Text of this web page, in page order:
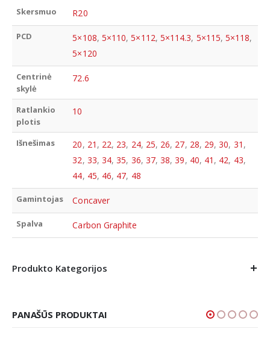
Skersmuo R20
PCD 5×108, 5×110,5×112, 5×114.3, 5×115,5×118,
5×120
Centrinė
skylė
72.6
Ratlankio
plotis
10
Išnešimas 20, 21 , 22, 23, 24, 25, 26, 27, 28, 29,30, 31 ,
32, 33, 34,35, 36, 37,38,39, 40, 41 , 42, 43,
44, 45, 46, 47, 48
Gamintojas Concaver
Spalva Carbon Graphite
Produkto Kategorijos
PANAŠŪS PRODUKTAI